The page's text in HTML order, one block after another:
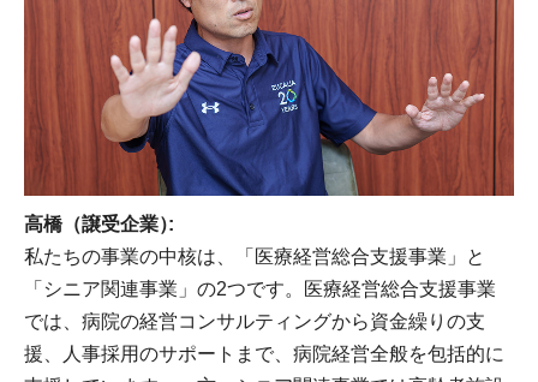
高橋（譲受企業）
私たちの事業の中核は、「医療経営総合支援事業」と
「シニア関連事業」の2つです。医療経営総合支援事業
では、病院の経営コンサルティングから資金繰りの支
援、人事採用のサポートまで、病院経営全般を包括的に